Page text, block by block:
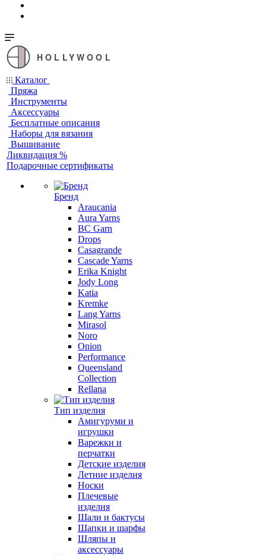
HOLLYWOOL
Каталог
Пряжа
Инструменты
Аксессуары
Бесплатные описания
Наборы для вязания
Вышивание
Ликвидация %
Подарочные сертификаты
Бренд
Araucania
Aura Yarns
BC Garn
Drops
Casagrande
Cascade Yarns
Erika Knight
Jody Long
Katia
Kremke
Lang Yarns
Mirasol
Noro
Onion
Performance
Queensland
Collection
Rellana
Тип изделия
Амигуруми и
игрушки
Варежки и
перчатки
Детские изделия
Летние изделия
Носки
Плечевые
изделия
Шали и бактусы
Шапки и шарфы
Шляпы и
аксессуары